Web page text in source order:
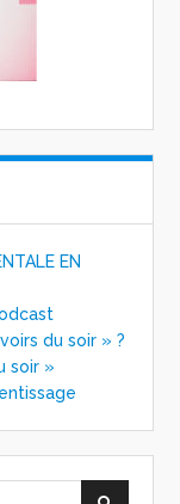
EN
du soir » ?
soir »